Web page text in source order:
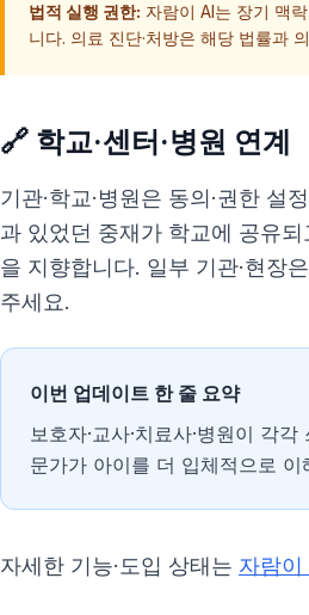
법적 실행 권한: 자람이 AI는 장기 맥
니다. 의료 진단·처방은 해당 법률과
🔗 학교·센터·병원 연계
기관·학교·병원은 동의·권한
과 있었던 중재가 학교에 공유
을 지향합니다. 일부 기관·현장
주세요.
이번 업데이트 한 줄 요약
보호자·교사·치료사·병원이 각
문가가 아이를 더 입체적으로 이
자세한 기능·도입 상태는 자람이